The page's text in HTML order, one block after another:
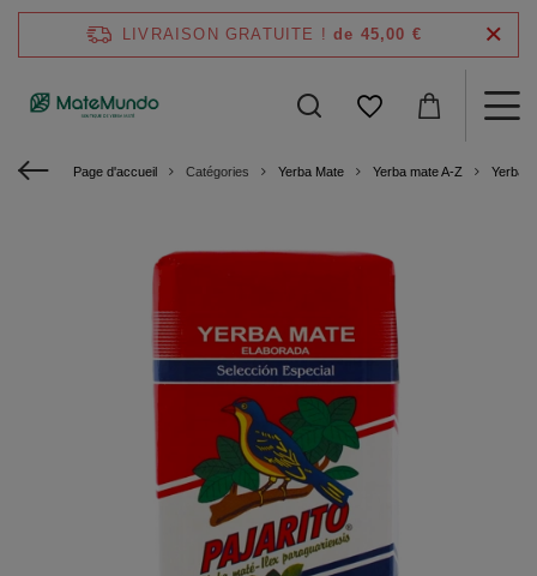
LIVRAISON GRATUITE ! de 45,00 €
Page d'accueil Catégories Yerba Mate Yerba mate A-Z Yerba